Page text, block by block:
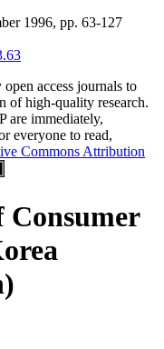
1996, pp. 63-127
access journals to
of high-quality research.
are immediately,
everyone to read,
Commons Attribution